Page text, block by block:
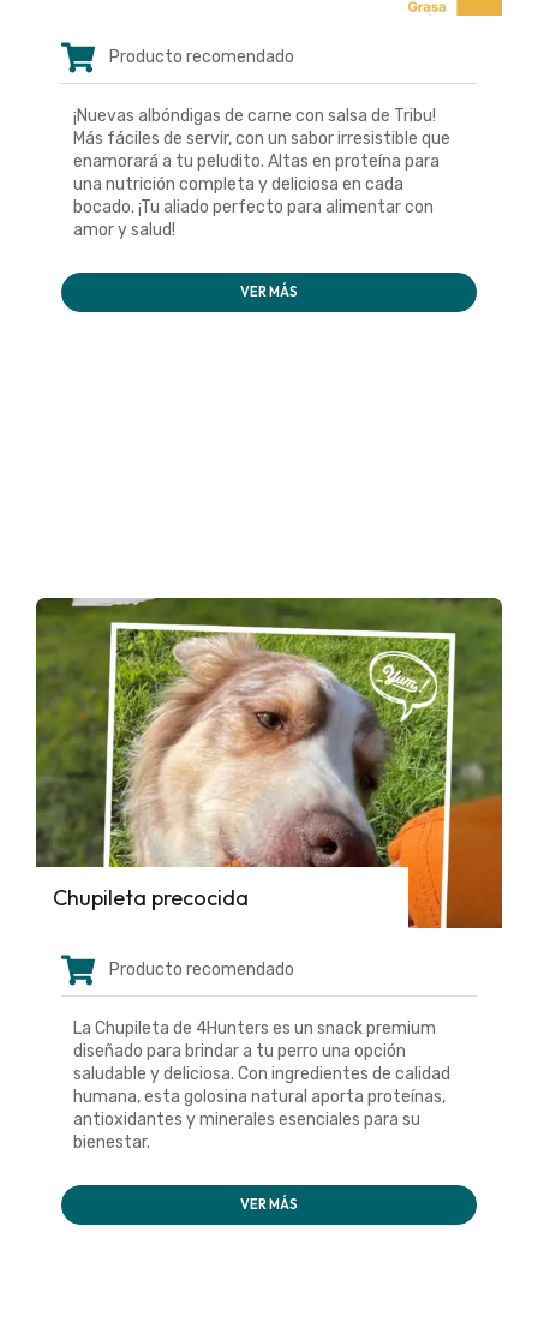
Producto recomendado
¡Nuevas albóndigas de carne con salsa de Tribu!
Más fáciles de servir, con un sabor irresistible que
enamorará a tu peludito. Altas en proteína para
una nutrición completa y deliciosa en cada
bocado. ¡Tu aliado perfecto para alimentar con
amor y salud!
VER MÁS
Chupileta precocida
Producto recomendado
La Chupileta de 4Hunters es un snack premium
diseñado para brindar a tu perro una opción
saludable y deliciosa. Con ingredientes de calidad
humana, esta golosina natural aporta proteínas,
antioxidantes y minerales esenciales para su
bienestar.
VER MÁS